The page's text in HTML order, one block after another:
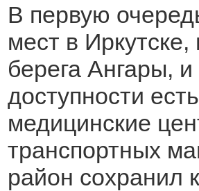
В первую
мест в
берега Ангары,
доступности
медицинские
транспортных
район сохранил